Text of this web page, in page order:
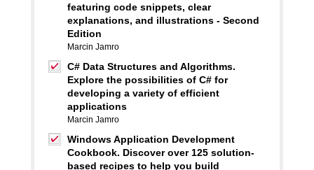
featuring code snippets, clear
explanations, and illustrations - Second
Edition
Marcin Jamro
C# Data Structures and Algorithms.
Explore the possibilities of C# for
developing a variety of efficient
applications
Marcin Jamro
Windows Application Development
Cookbook. Discover over 125 solution-
based recipes to help you build